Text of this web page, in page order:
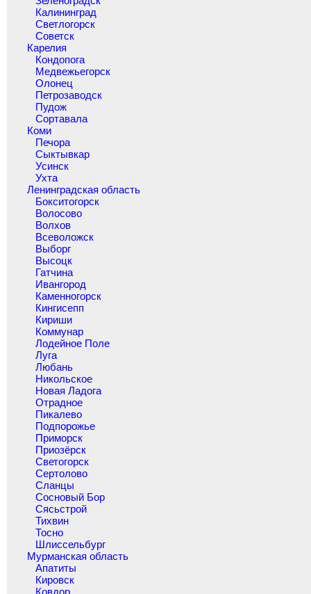
Калининград
Светлогорск
Советск
Карелия
Кондопога
Медвежьегорск
Олонец
Петрозаводск
Пудож
Сортавала
Коми
Печора
Сыктывкар
Усинск
Ухта
Ленинградская область
Бокситогорск
Волосово
Волхов
Всеволожск
Выборг
Высоцк
Гатчина
Ивангород
Каменногорск
Кингисепп
Кириши
Коммунар
Лодейное Поле
Луга
Любань
Никольское
Новая Ладога
Отрадное
Пикалево
Подпорожье
Приморск
Приозёрск
Светогорск
Сертолово
Сланцы
Сосновый Бор
Сясьстрой
Тихвин
Тосно
Шлиссельбург
Мурманская область
Апатиты
Кировск